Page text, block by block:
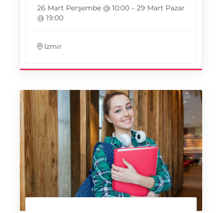
26 Mart Perşembe @ 10:00– 29 Mart Pazar
@ 19:00
İzmir